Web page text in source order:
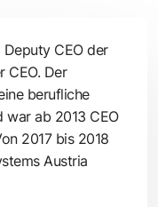
CEO der
CEO. Der
berufliche
war ab 2013 CEO
2017 bis 2018
Austria